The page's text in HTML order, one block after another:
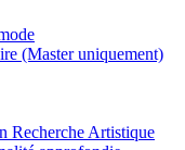
(Master uniquement)
Recherche Artistique